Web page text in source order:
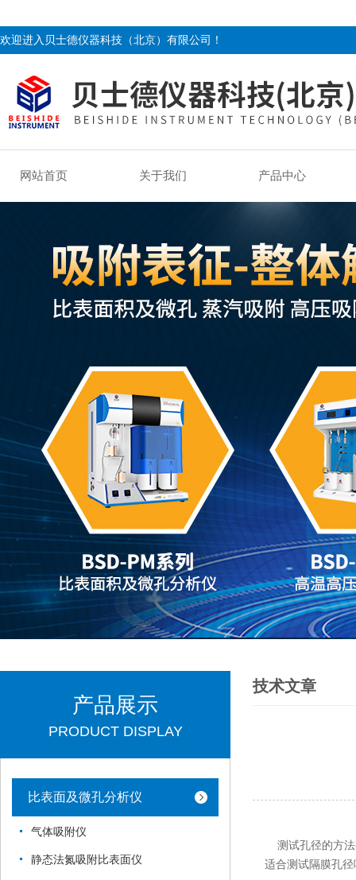
欢迎进入贝士德仪器科技（北京）有限公司！
网站首页 关于我们 产品中心
产品展示
PRODUCT DISPLAY
比表面及微孔分析仪
气体吸附仪
静态法氮吸附比表面仪
技术文章
测试孔径的方法
适合测试隔膜孔径